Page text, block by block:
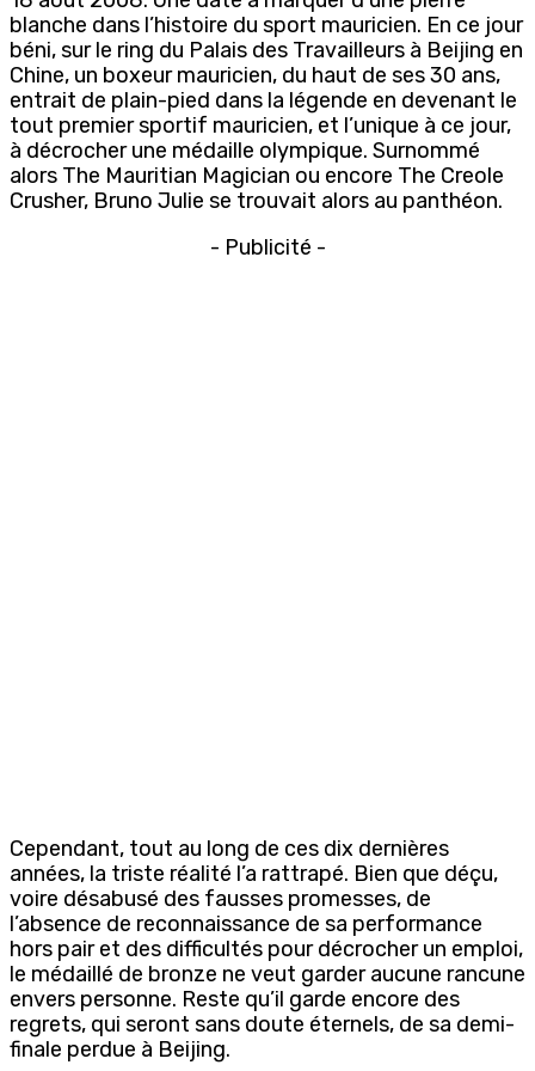
blanche dans l’histoire du sport mauricien. En ce jour
béni, sur le ring du Palais des Travailleurs à Beijing en
Chine, un boxeur mauricien, du haut de ses 30 ans,
entrait de plain-pied dans la légende en devenant le
tout premier sportif mauricien, et l’unique à ce jour,
à décrocher une médaille olympique. Surnommé
alors The Mauritian Magician ou encore The Creole
Crusher, Bruno Julie se trouvait alors au panthéon.
- Publicité -
Cependant, tout au long de ces dix dernières
années, la triste réalité l’a rattrapé. Bien que déçu,
voire désabusé des fausses promesses, de
l’absence de reconnaissance de sa performance
hors pair et des difficultés pour décrocher un emploi,
le médaillé de bronze ne veut garder aucune rancune
envers personne. Reste qu’il garde encore des
regrets, qui seront sans doute éternels, de sa demi-
finale perdue à Beijing.